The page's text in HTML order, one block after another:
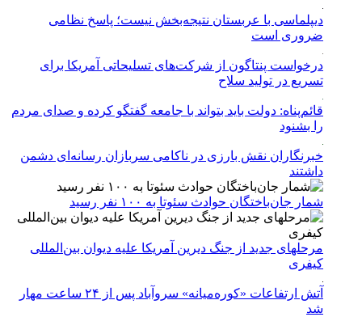
دیپلماسی با عربستان نتیجه‌بخش نیست؛ پاسخ نظامی
ضروری است
درخواست پنتاگون از شرکت‌های تسلیحاتی آمریکا برای
تسریع در تولید سلاح
قائم‌پناه: دولت باید بتواند با جامعه گفتگو کرده و صدای مردم
را بشنود
خبرنگاران نقش بارزی در ناکامی سربازان رسانه‌ای دشمن
داشتند
شمار جان‌باختگان حوادث سئوتا به ۱۰۰ نفر رسید
مرحله‎ای جدید از جنگ دیرین آمریکا علیه دیوان بین‌المللی
کیفری
آتش ارتفاعات «کوره‌میانه» سروآباد پس از ۲۴ ساعت مهار
شد